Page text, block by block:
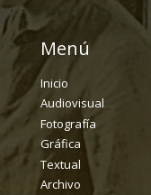
Menú
Inicio
Audiovisual
Fotografía
Gráfica
Textual
Archivo